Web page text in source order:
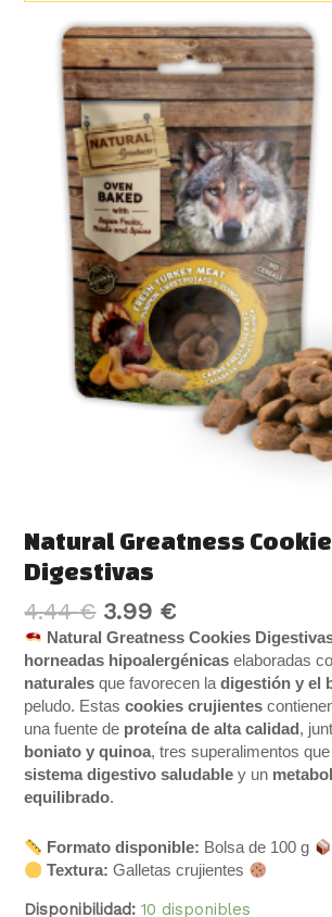
Natural Greatness
Digestivas
4.44€ 3.99 €
Natural Greatness Cookies
horneadas hipoalergénicas elaboradas
naturales que favorecen ladigestión y el
peludo. Estascookies crujientes
una fuente de proteína de alta calidad ,
boniato y quinoa, tres superalimentos
sistema digestivo saludable y un
equilibrado.
Formato disponible: Bolsa de 100 g
Textura: Galletas crujientes
Disponibilidad: 10 disponibles